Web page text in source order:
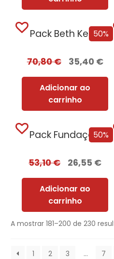
50%
Pack Beth Kerry
70,80€ 35,40 €
Adicionar ao
carrinho
50%
Pack Fundação
53,10€ 26,55 €
Adicionar ao
carrinho
A mostrar 181–200 de 230
1 2 3 … 7